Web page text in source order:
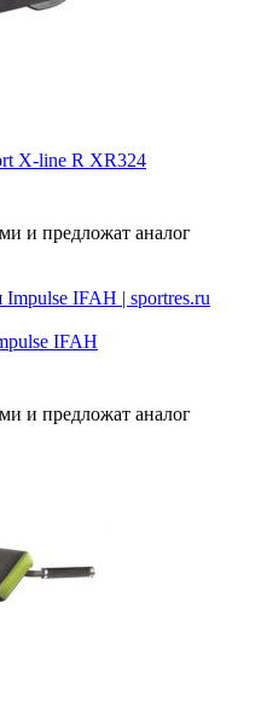
X-line R XR324
и предложат аналог
IFAH
и предложат аналог